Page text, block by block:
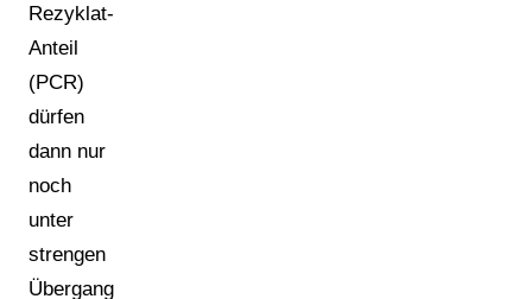
Rezyklat-
Anteil
(PCR)
dürfen
dann nur
noch
unter
strengen
Übergangsregelungen